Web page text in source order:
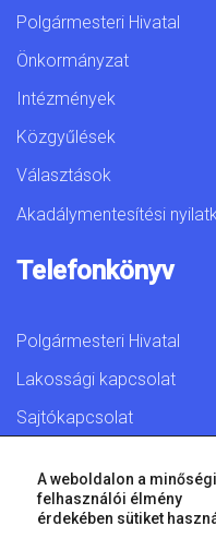
Polgármesteri Hivatal
Önkormányzat
Intézmények
Közgyűlések
Választások
Akadálymentesítési
Telefonkönyv
Polgármesteri Hivatal
Lakossági kapcsolat
Sajtókapcsolat
© 2026 Győr Megyei
A weboldalon a minőségi
felhasználói élmény
érdekében sütiket